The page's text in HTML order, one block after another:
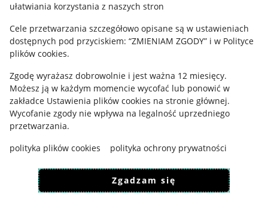
ułatwiania korzystania z naszych stron
Cele przetwarzania szczegółowo opisane są w ustawieniach
dostępnych pod przyciskiem: “ZMIENIAM ZGODY” i w Polityce
plików cookies.
Zgodę wyrażasz dobrowolnie i jest ważna 12 miesięcy.
Możesz ją w każdym momencie wycofać lub ponowić w
zakładce Ustawienia plików cookies na stronie głównej.
Wycofanie zgody nie wpływa na legalność uprzedniego
przetwarzania.
polityka plików cookies
polityka ochrony prywatności
Zgadzam się
Ustawienia plików "cookies"
Udostępnianie lokalizacji
Informacje dla Aktu o Usługach Cyfrowych
Pobierz aplikację